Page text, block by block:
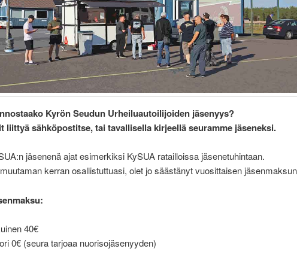
Kyrön Seudun Urheiluautoilijoiden jäsenyys?
liittyä sähköpostitse, tai tavallisella kirjeellä seuramme jäseneksi.
jäsenenä ajat esimerkiksi KySUA ratailloissa jäsenetuhintaan.
kerran osallistuttuasi, olet jo säästänyt vuosittaisen
40€
0€ (seura tarjoaa nuorisojäsenyyden)